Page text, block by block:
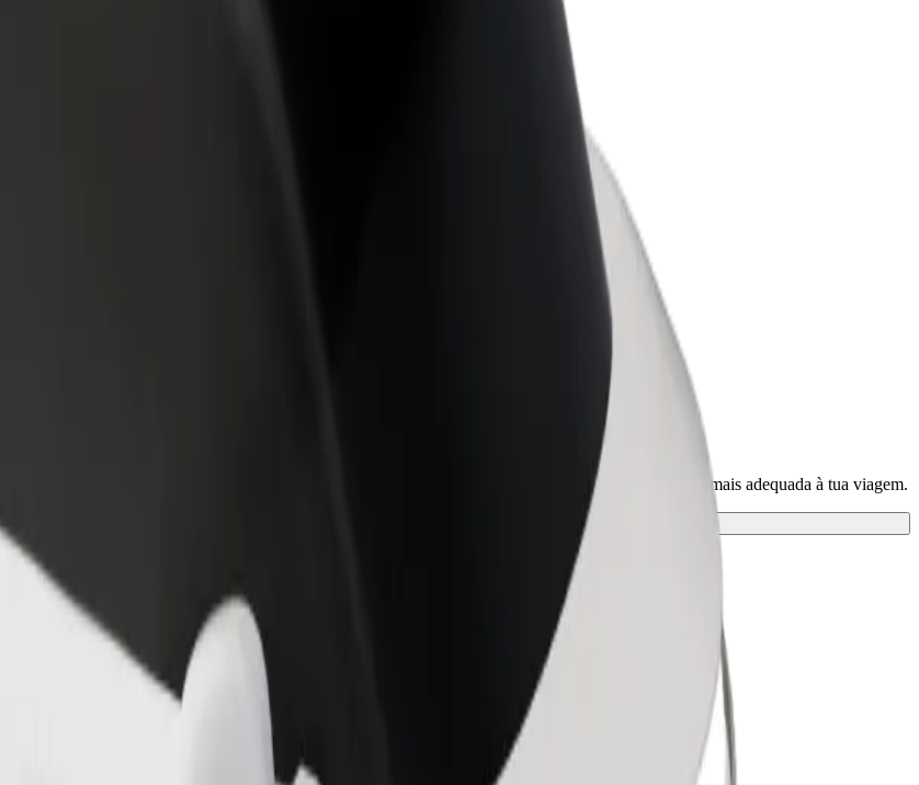
Bromma Airport (BMA)
Airport—Stockholm Bromma Airport (BMA)? Explora os nossos serviços e descobre a solução mais adequada à tua viagem.